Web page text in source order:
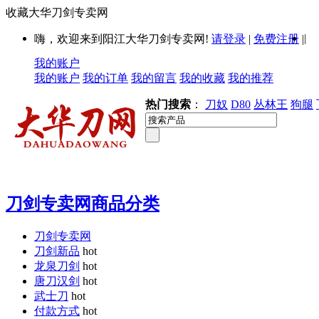
收藏大华刀剑专卖网
嗨，欢迎来到阳江大华刀剑专卖网! 请登录 | 免费注册 ||
我的账户
我的账户 我的订单 我的留言 我的收藏 我的推荐
热门搜索 ： 刀奴 D80 丛林王 狗腿
刀剑专卖网商品分类
刀剑专卖网
刀剑新品 hot
龙泉刀剑 hot
唐刀汉剑 hot
武士刀 hot
付款方式 hot